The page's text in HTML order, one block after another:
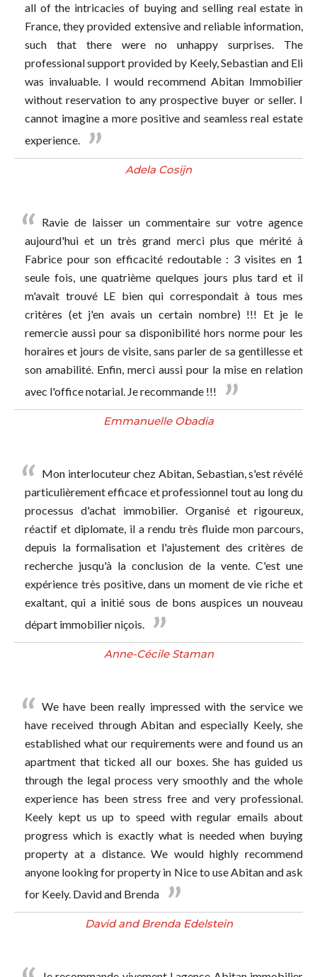
all of the intricacies of buying and selling real estate in
France, they provided extensive and reliable information,
such that there were no unhappy surprises. The
professional support provided by Keely, Sebastian and Eli
was invaluable. I would recommend Abitan Immobilier
without reservation to any prospective buyer or seller. I
cannot imagine a more positive and seamless real estate
experience.
Adela Cosijn
Ravie de laisser un commentaire sur votre agence
aujourd'hui et un très grand merci plus que mérité à
Fabrice pour son efficacité redoutable : 3 visites en 1
seule fois, une quatrième quelques jours plus tard et il
m'avait trouvé LE bien qui correspondait à tous mes
critères (et j'en avais un certain nombre) !!! Et je le
remercie aussi pour sa disponibilité hors norme pour les
horaires et jours de visite, sans parler de sa gentillesse et
son amabilité. Enfin, merci aussi pour la mise en relation
avec l'office notarial. Je recommande !!!
Emmanuelle Obadia
Mon interlocuteur chez Abitan, Sebastian, s'est révélé
particulièrement efficace et professionnel tout au long du
processus d'achat immobilier. Organisé et rigoureux,
réactif et diplomate, il a rendu très fluide mon parcours,
depuis la formalisation et l'ajustement des critères de
recherche jusqu'à la conclusion de la vente. C'est une
expérience très positive, dans un moment de vie riche et
exaltant, qui a initié sous de bons auspices un nouveau
départ immobilier niçois.
Anne-Cécile Staman
We have been really impressed with the service we
have received through Abitan and especially Keely, she
established what our requirements were and found us an
apartment that ticked all our boxes. She has guided us
through the legal process very smoothly and the whole
experience has been stress free and very professional.
Keely kept us up to speed with regular emails about
progress which is exactly what is needed when buying
property at a distance. We would highly recommend
anyone looking for property in Nice to use Abitan and ask
for Keely. David and Brenda
David and Brenda Edelstein